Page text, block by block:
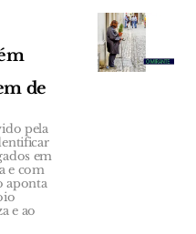
de
pela
em
e com
aponta
e ao